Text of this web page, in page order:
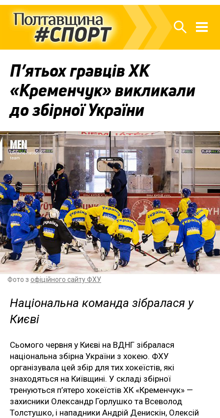
П’ятьох гравців ХК
«Кременчук» викликали
до збірної України
Фото з офіційного сайту ФХУ
Національна команда зібралася у
Києві
Сьомого червня у Києві на ВДНГ зібралася
національна збірна України з хокею. ФХУ
організувала цей збір для тих хокеїстів, які
знаходяться на Київщині. У складі збірної
тренуються п’ятеро хокеїстів ХК «Кременчук» —
захисники Олександр Горлушко та Всеволод
Толстушко, і нападники Андрій Денискін, Олексій